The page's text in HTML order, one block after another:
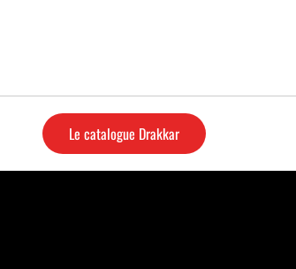
Le catalogue Drakkar